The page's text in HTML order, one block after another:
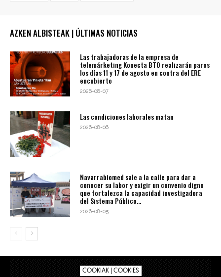
AZKEN ALBISTEAK | ÚLTIMAS NOTICIAS
Las trabajadoras de la empresa de
telemárketing Konecta BTO realizarán paros
los días 11 y 17 de agosto en contra del ERE
encubierto
2026-08-07
Las condiciones laborales matan
2026-08-06
Navarrabiomed sale a la calle para dar a
conocer su labor y exigir un convenio digno
que fortalezca la capacidad investigadora
del Sistema Público...
2026-08-05
COOKIAK | COOKIES